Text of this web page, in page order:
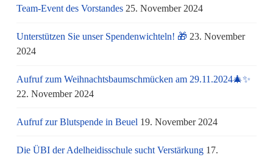
Team-Event des Vorstandes 25. November 2024
Unterstützen Sie unser Spendenwichteln! 🎁 23. November
2024
Aufruf zum Weihnachtsbaumschmücken am 29.11.2024🎄✨
22. November 2024
Aufruf zur Blutspende in Beuel 19. November 2024
Die ÜBI der Adelheidisschule sucht Verstärkung 17.